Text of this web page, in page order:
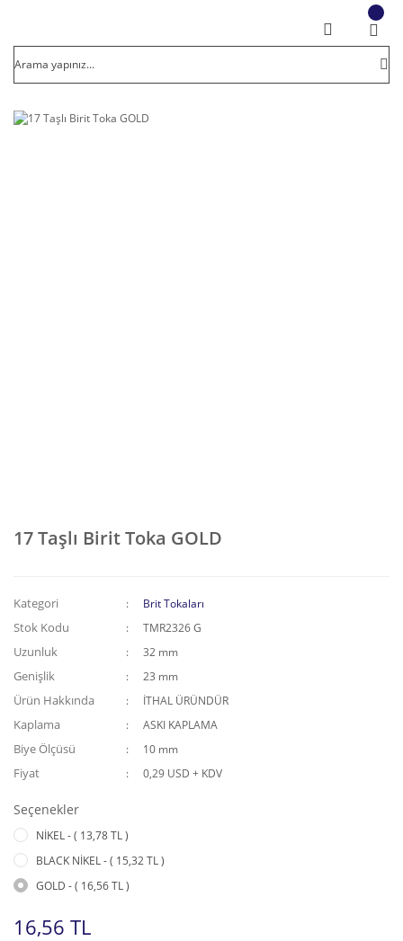
17 Taşlı Birit Toka GOLD
Kategori Brit Tokaları
Stok Kodu TMR2326 G
Uzunluk 32 mm
Genişlik 23 mm
Ürün Hakkında İTHAL ÜRÜNDÜR
Kaplama ASKI KAPLAMA
Biye Ölçüsü 10 mm
Fiyat 0,29 USD + KDV
Seçenekler
NİKEL - ( 13,78 TL )
BLACK NİKEL - ( 15,32 TL )
GOLD - ( 16,56 TL )
16,56 TL